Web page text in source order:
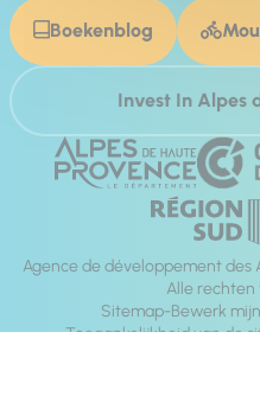
Boekenblog
Invest In Alpes
Agence de développement des
Alle
Sitemap Bewerk
Toegankelijkheid van de